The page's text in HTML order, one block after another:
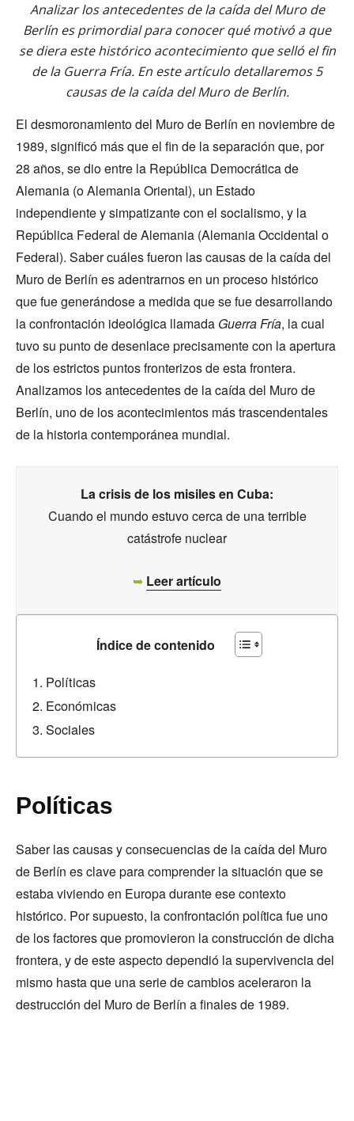
Analizar los antecedentes de la caída del Muro de
Berlín es primordial para conocer qué motivó a que
se diera este histórico acontecimiento que selló el fin
de la Guerra Fría. En este artículo detallaremos 5
causas de la caída del Muro de Berlín.
El desmoronamiento del Muro de Berlín en noviembre de
1989, significó más que el fin de la separación que, por
28 años, se dio entre la República Democrática de
Alemania (o Alemania Oriental), un Estado
independiente y simpatizante con el socialismo, y la
República Federal de Alemania (Alemania Occidental o
Federal). Saber cuáles fueron las causas de la caída del
Muro de Berlín es adentrarnos en un proceso histórico
que fue generándose a medida que se fue desarrollando
la confrontación ideológica llamada Guerra Fría, la cual
tuvo su punto de desenlace precisamente con la apertura
de los estrictos puntos fronterizos de esta frontera.
Analizamos los antecedentes de la caída del Muro de
Berlín, uno de los acontecimientos más trascendentales
de la historia contemporánea mundial.
La crisis de los misiles en Cuba:
Cuando el mundo estuvo cerca de una terrible
catástrofe nuclear
➥ Leer artículo
Índice de contenido
Políticas
Económicas
Sociales
Políticas
Saber las causas y consecuencias de la caída del Muro
de Berlín es clave para comprender la situación que se
estaba viviendo en Europa durante ese contexto
histórico. Por supuesto, la confrontación política fue uno
de los factores que promovieron la construcción de dicha
frontera, y de este aspecto dependió la supervivencia del
mismo hasta que una serie de cambios aceleraron la
destrucción del Muro de Berlín a finales de 1989.